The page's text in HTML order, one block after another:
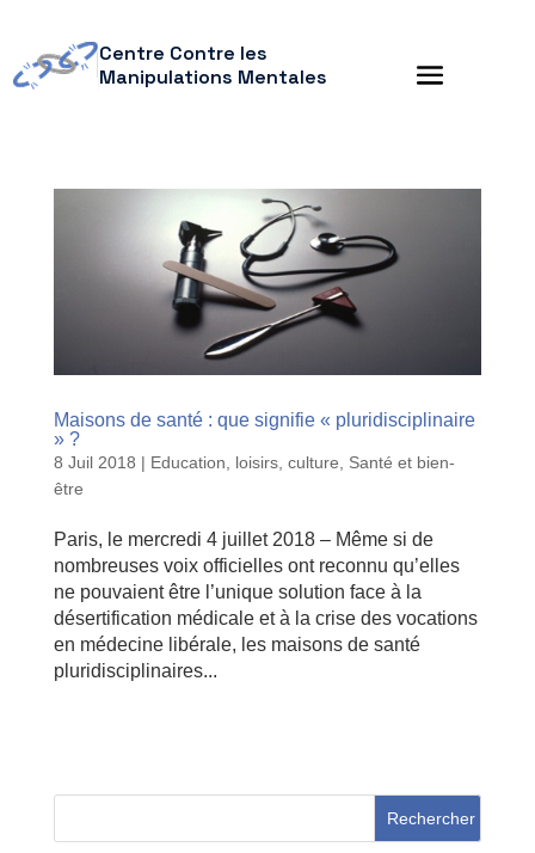
Centre Contre les
Manipulations Mentales
Maisons de santé : que signifie « pluridisciplinaire
» ?
8 Juil 2018 | Education, loisirs, culture
Santé et bien-
être
Paris, le mercredi 4 juillet 2018 – Même si de
nombreuses voix officielles ont reconnu qu’elles
ne pouvaient être l’unique solution face à la
désertification médicale et à la crise des vocations
en médecine libérale, les maisons de santé
pluridisciplinaires...